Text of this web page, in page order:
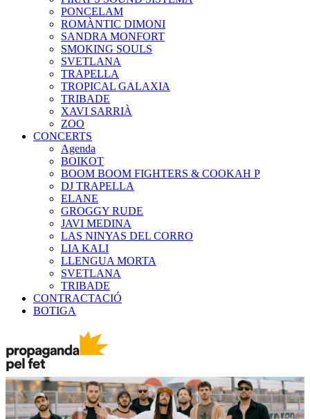
PONCELAM
ROMÀNTIC DIMONI
SANDRA MONFORT
SMOKING SOULS
SVETLANA
TRAPELLA
TROPICAL GALAXIA
TRIBADE
XAVI SARRIÀ
ZOO
CONCERTS
Agenda
BOIKOT
BOOM BOOM FIGHTERS & COOKAH P
DJ TRAPELLA
ELANE
GROGGY RUDE
JAVI MEDINA
LAS NINYAS DEL CORRO
LIA KALI
LLENGUA MORTA
SVETLANA
TRIBADE
CONTRACTACIÓ
BOTIGA